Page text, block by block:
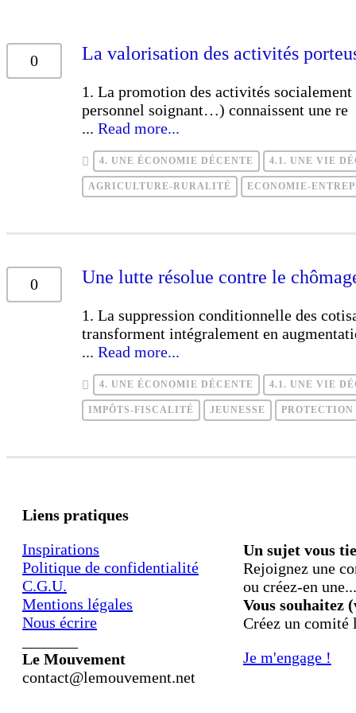
0 La valorisation des activités
1. La promotion des activités
personnel soignant…) connaissent une re
... Read more...
4. UNE ÉCONOMIE DÉCENTE 4.1. UNE VIE
AGRICULTURE-RURALITÉ ECONOMIE-
0 Une lutte résolue contre le
1. La suppression conditionnelle des
transforment intégralement en
... Read more...
4. UNE ÉCONOMIE DÉCENTE 4.1. UNE VIE
IMPÔTS-FISCALITÉ JEUNESSE
Liens pratiques
Inspirations
Politique de confidentialité
C.G.U.
Mentions légales
Nous écrire
Le Mouvement
contact@lemouvement.net
Un sujet vous
Rejoignez une
ou créez-en une...
Vous souhaitez
Créez un comité
Je m'engage !